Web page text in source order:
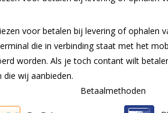
voor betalen bij levering of ophalen
die in verbinding staat met het
worden. Als je toch contant wilt
wij aanbieden.
Betaalmethoden